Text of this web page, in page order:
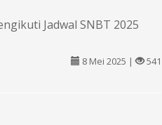
Jadwal SNBT 2025
8 Mei 2025 | 541